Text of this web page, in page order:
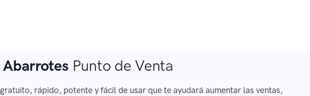
Abarrotes Punto de Venta
gratuito, rápido, potente y fácil de usar que te ayudará aumentar las ventas,